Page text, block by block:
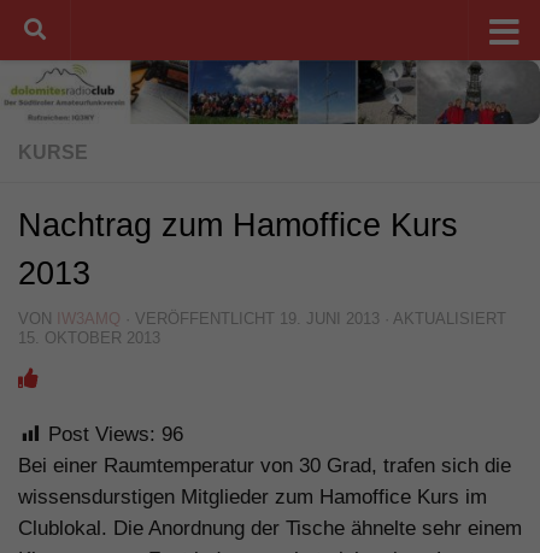
Unter dem Inhalt
KURSE
Nachtrag zum Hamoffice Kurs
2013
VON IW3AMQ · VERÖFFENTLICHT 19. JUNI 2013 · AKTUALISIERT
15. OKTOBER 2013
Post Views: 96
Bei einer Raumtemperatur von 30 Grad, trafen sich die
wissensdurstigen Mitglieder zum Hamoffice Kurs im
Clublokal. Die Anordnung der Tische ähnelte sehr einem